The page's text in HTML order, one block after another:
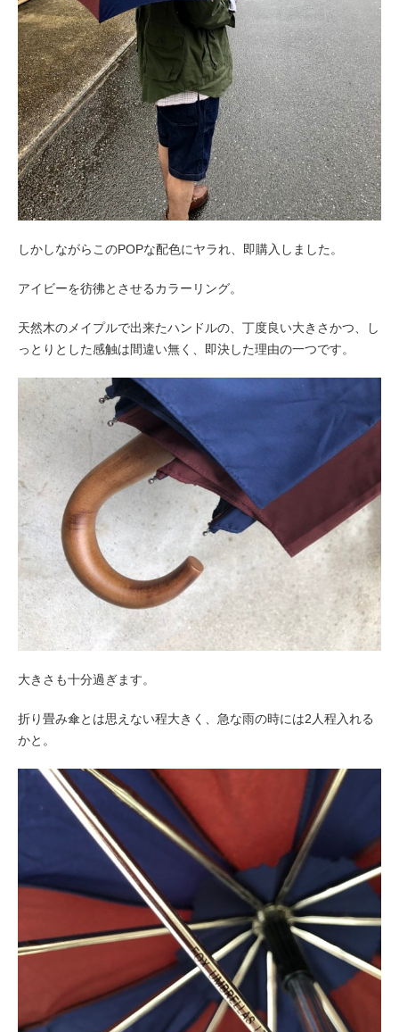
しかしながらこのPOPな配色にヤラれ、即購入しました。
アイビーを彷彿とさせるカラーリング。
天然木のメイプルで出来たハンドルの、 丁度良い大きさかつ、
し
っとりとした感触は間違い無く、即決した理由の一つです。
大きさも十分過ぎます。
折り畳み傘とは思えない程大きく、急な雨の時には2人程入れる
かと。